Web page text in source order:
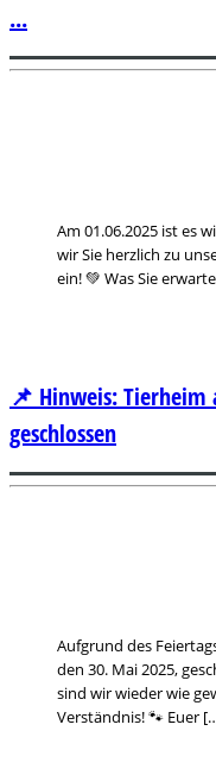
Am 01.06.2025 ist es
wir Sie herzlich zu
ein! 💚 Was Sie
...
Aufgrund des
den 30. Mai 2025,
sind wir wieder wie
Verständnis! 🐾 Euer
📌 Hinweis: Tierheim
geschlossen